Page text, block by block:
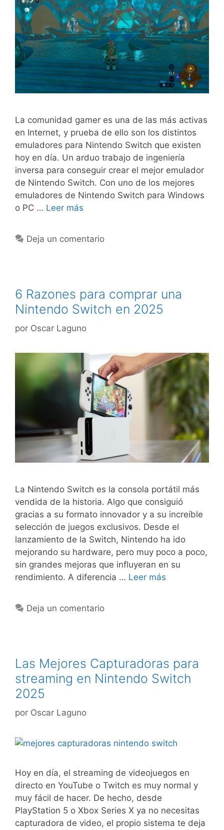
La comunidad gamer es una de las más activas
en Internet, y prueba de ello son los distintos
emuladores para Nintendo Switch que existen
hoy en día. Un arduo trabajo de ingeniería
inversa para conseguir crear el mejor emulador
de Nintendo Switch. Con uno de los mejores
emuladores de Nintendo Switch para Windows
o PC … Leer más
Deja un comentario
6 Razones para comprar una
Nintendo Switch en 2025
por Oscar Laguno
La Nintendo Switch es la consola portátil más
vendida de la historia. Algo que consiguió
gracias a su formato innovador y a su increíble
selección de juegos exclusivos. Desde el
lanzamiento de la Switch, Nintendo ha ido
mejorando su hardware, pero muy poco a poco,
sin grandes mejoras que influyeran en su
rendimiento. A diferencia … Leer más
Deja un comentario
Las Mejores Capturadoras para
streaming en Nintendo Switch
2025
por Oscar Laguno
Hoy en día, el streaming de videojuegos en
directo en YouTube o Twitch es muy normal y
muy fácil de hacer. De hecho, desde
PlayStation 5 o Xbox Series X ya no necesitas
capturadora de video, el propio sistema te deja